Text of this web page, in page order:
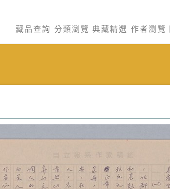
藏品查詢 分類瀏覽 典藏精選 作者瀏覽